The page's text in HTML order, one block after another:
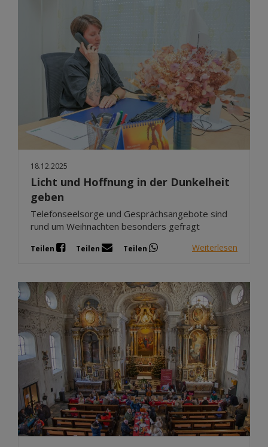
18.12.2025
Licht und Hoffnung in der Dunkelheit
geben
Telefonseelsorge und Gesprächsangebote sind
rund um Weihnachten besonders gefragt
Teilen Teilen Teilen Weiterlesen